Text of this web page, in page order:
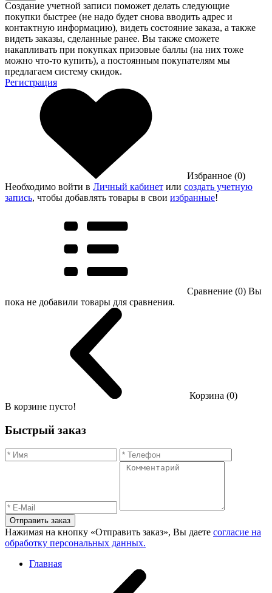
Создание учетной записи поможет делать следующие
покупки быстрее (не надо будет снова вводить адрес и
контактную информацию), видеть состояние заказа, а также
видеть заказы, сделанные ранее. Вы также сможете
накапливать при покупках призовые баллы (на них тоже
можно что-то купить), а постоянным покупателям мы
предлагаем систему скидок.
Регистрация
Избранное (0)
Необходимо войти в Личный кабинет или создать учетную
запись, чтобы добавлять товары в свои избранные!
Сравнение (0) Вы
пока не добавили товары для сравнения.
Корзина (0)
В корзине пусто!
Быстрый заказ
Отправить заказ
Нажимая на кнопку «Отправить заказ», Вы даете согласие на
обработку персональных данных.
Главная